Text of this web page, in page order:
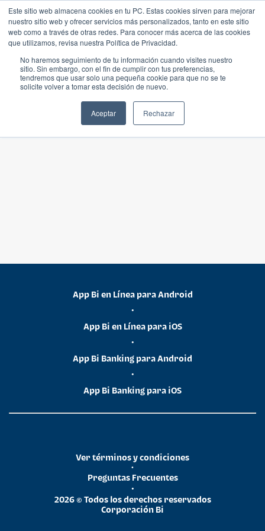
Este sitio web almacena cookies en tu PC. Estas cookies sirven para mejorar
nuestro sitio web y ofrecer servicios más personalizados, tanto en este sitio
web como a través de otras redes. Para conocer más acerca de las cookies
que utilizamos, revisa nuestra Política de Privacidad.
No haremos seguimiento de tu información cuando visites nuestro
sitio. Sin embargo, con el fin de cumplir con tus preferencias,
tendremos que usar solo una pequeña cookie para que no se te
solicite volver a tomar esta decisión de nuevo.
Aceptar Rechazar
App Bi en Línea para Android
•
App Bi en Línea para iOS
•
App Bi Banking para Android
•
App Bi Banking para iOS
2026 © Todos los derechos reservados
Corporación Bi
•
Preguntas Frecuentes
•
Ver términos y condiciones